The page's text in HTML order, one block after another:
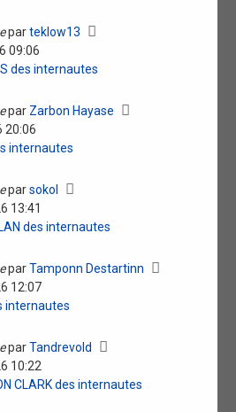
parteklow13
09:06
des internautes
par Zarbon Hayase
20:06
internautes
parsokol
13:41
des internautes
parTamponn Destartinn
12:07
internautes
parTandrevold
10:22
CLARK des internautes